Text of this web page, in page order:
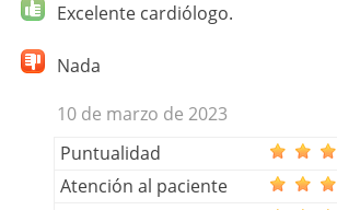
Excelente cardiólogo.
Nada
10 de marzo de 2023
Puntualidad
Atención al paciente